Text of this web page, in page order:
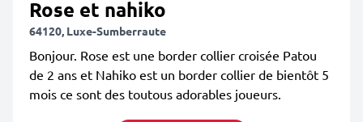
Rose et nahiko
64120, Luxe-Sumberraute
Bonjour. Rose est une border collier croisée Patou
de 2 ans et Nahiko est un border collier de bientôt 5
mois ce sont des toutous adorables joueurs.